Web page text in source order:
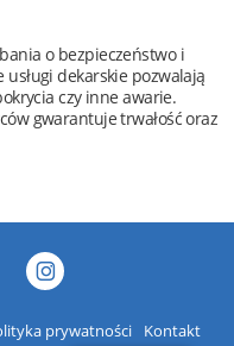
o bezpieczeństwo i
dekarskie pozwalają
czy inne awarie.
gwarantuje trwałość oraz
prywatności Kontakt